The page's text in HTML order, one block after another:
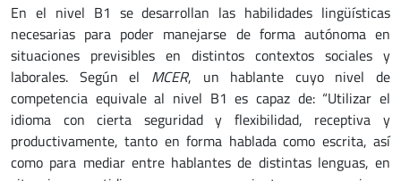
En el nivel B1 se desarrollan las habilidades lingüísticas
necesarias para poder manejarse de forma autónoma en
situaciones previsibles en distintos contextos sociales y
laborales. Según el MCER, un hablante cuyo nivel de
competencia equivale al nivel B1 es capaz de: “Utilizar el
idioma con cierta seguridad y flexibilidad, receptiva y
productivamente, tanto en forma hablada como escrita, así
como para mediar entre hablantes de distintas lenguas, en